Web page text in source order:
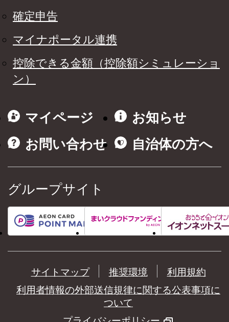
確定申告
マイナポータル連携
控除できる金額（控除額シミュレーショ
ン）
マイページ
お知らせ
お問い合わせ
自治体の方へ
グループサイト
サイトマップ 推奨環境
利用規約
利用者情報の外部送信規律に関する公表事項に
ついて